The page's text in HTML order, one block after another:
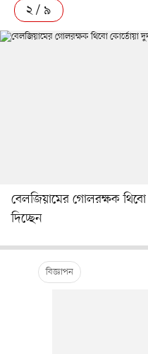
২ / ৯
বেলজিয়ামের গোলরক্ষক থিবো
দিচ্ছেন